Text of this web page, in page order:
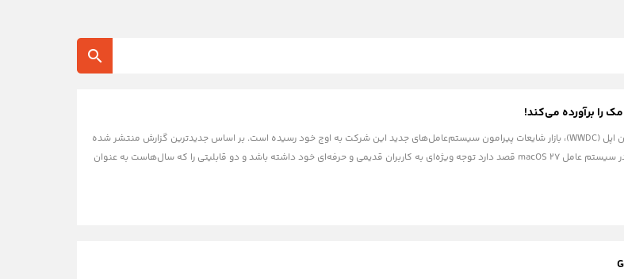
با نزدیک شدن به کنفرانس جهانی توسعه‌دهندگان اپل (WWDC)، بازار شایعات پیرامون سیستم‌عامل‌های جدید این شرکت به اوج خود رسیده است. بر اساس جدیدترین گزارش منتشر شده
در وب‌سایت معتبر 9to5Mac، به نظر می‌رسد اپل در سیستم عامل macOS 27 قصد دارد توجه ویژه‌ای به کاربران قدیمی و حرفه‌ای خود داشته باشد و دو قابلیتی را که سال‌هاست به عنوان